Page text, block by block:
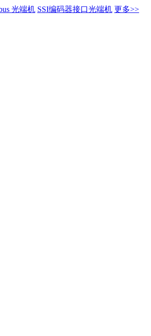
光端机 SSI编码器接口光端机 更多>>